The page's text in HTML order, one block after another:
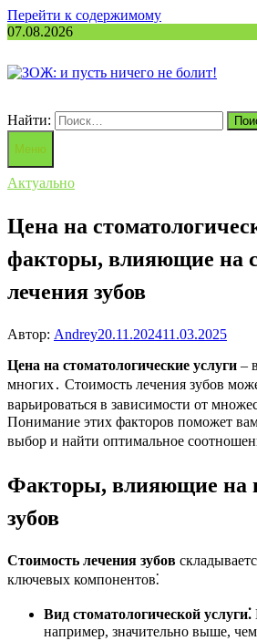
Перейти к содержимому
07.08.2026
Найти:
Меню
Актуально
Цена на
факторы, влияющие на
лечения зубов
Автор: Andrey20.11.202411.03.2025
Цена на стоматологические услуги –
многих․ Стоимость лечения зубов
варьироваться в зависимости от
Понимание этих факторов поможет
выбор и найти оптимальное
Факторы, влияющие на
зубов
Стоимость лечения зубов
ключевых компонентов⁚
Вид стоматологической услуги⁚
например, значительно выше,